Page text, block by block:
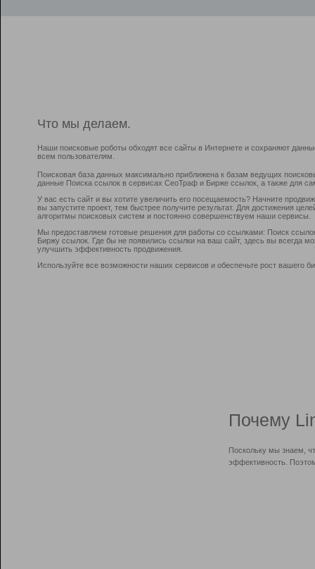
Что мы делаем.
Наши поисковые роботы обходят все сайты в Интернете и сохраняют
всем пользователям.
Поисковая база данных максимально приближена к базам ведущих
данные Поиска ссылок в сервисах СеоТраф и Бирже ссылок, а также для
У вас есть сайт и вы хотите увеличить его посещаемость? Начните
вы запустите проект, тем быстрее получите результат. Для достижения
алгоритмы поисковых систем и постоянно совершенствуем наши сервисы.
Мы предоставляем готовые решения для работы со ссылками: Поиск
Биржу ссылок. Где бы не появились ссылки на ваш сайт, здесь вы всегда
улучшить эффективность продвижения.
Используйте все возможности наших сервисов и обеспечьте рост вашего
Почему
Поскольку мы знаем,
эффективность.